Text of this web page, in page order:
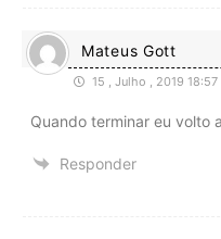
Mateus Gott
15 , Julho , 2019 18:57
Quando terminar eu volto
Responder